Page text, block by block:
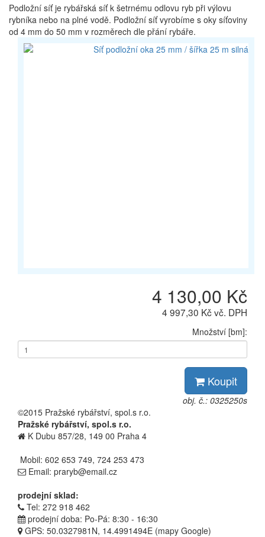
Podložní síť je rybářská síť k šetrnému odlovu ryb při výlovu
rybníka nebo na plné vodě. Podložní síť vyrobíme s oky síťoviny
od 4 mm do 50 mm v rozměrech dle přání rybáře.
4 130,00 Kč
4 997,30 Kč vč. DPH
Množství [bm]:
Koupit
obj. č.: 0325250s
©2015 Pražské rybářství, spol.s r.o.
Pražské rybářství, spol.s r.o.
K Dubu 857/28, 149 00 Praha 4
Mobil: 602 653 749, 724 253 473
Email: praryb@email.cz
prodejní sklad:
Tel: 272 918 462
prodejní doba: Po-Pá: 8:30 - 16:30
GPS: 50.0327981N, 14.4991494E (mapy Google)